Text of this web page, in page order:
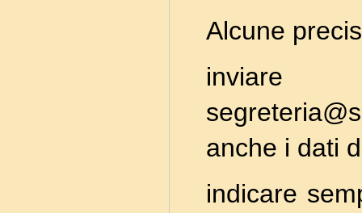
Alcune
anche i dati
indicare